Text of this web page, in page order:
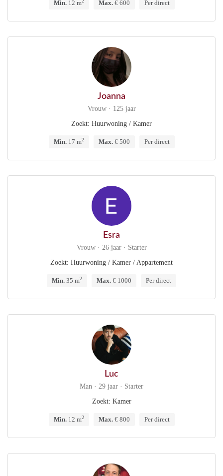
Min.12 m Max.€ 600 Per direct
Joanna
Vrouw · 125 jaar
Zoekt: Huurwoning / Kamer
Min.17 m2 Max.€ 500 Per direct
Esra
Vrouw · 26 jaar · Starter
Zoekt: Huurwoning / Kamer / Appartement
Min. 35 m2 Max. € 1000 Per direct
Luc
Man · 29 jaar · Starter
Zoekt: Kamer
Min.12 m2 Max.€ 800 Per direct